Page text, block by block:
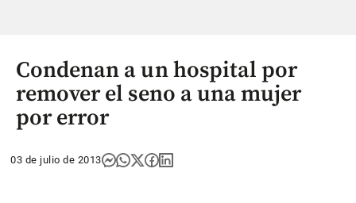
Condenan a un hospital por
remover el seno a una mujer
por error
03 de julio de 2013